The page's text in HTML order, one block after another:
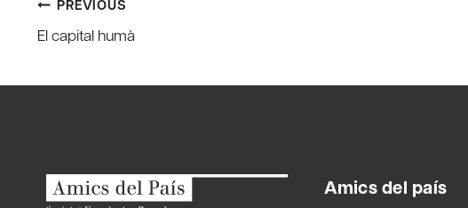
Post
navigation
PREVIOUS
El capital humà
Amics del país